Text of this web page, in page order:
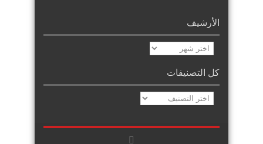
الأرشيف
الأرشيف
كل التصنيفات
كل
التصنيفات